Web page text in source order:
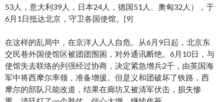
53人，意大利39人，日本24人，德国51人、奧匈32人），于
6月1日抵达北京，守卫各国使馆。[9]
在这样的乱局中，在京洋人人人自危。从6月9日起，北京东
交民巷外国使馆区被团团围困，对外通讯断绝。6月10日，与
使馆失去联络的列强经过协商，决定紧急增兵2千，由英国海
军中将西摩尔率领，准备增援。但是义和团破坏了铁路，西
摩尔的部队只能改道，结果在廊坊又被清军伏击，损失惨